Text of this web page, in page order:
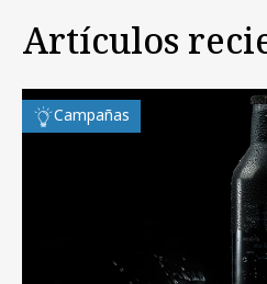
Artículos
Campañas